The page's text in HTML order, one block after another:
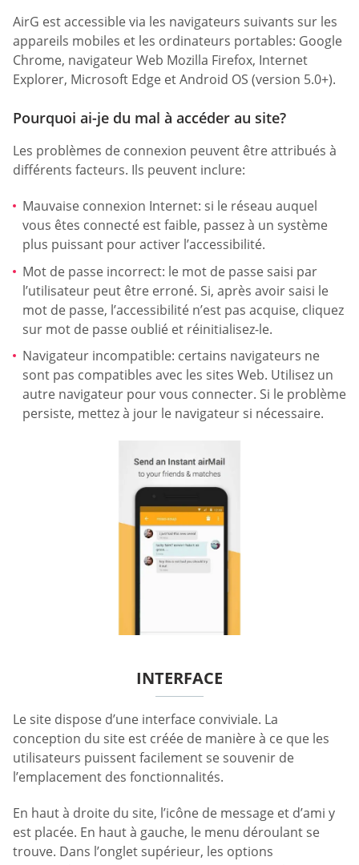
AirG est accessible via les navigateurs suivants sur les
appareils mobiles et les ordinateurs portables: Google
Chrome, navigateur Web Mozilla Firefox, Internet
Explorer, Microsoft Edge et Android OS (version 5.0+).
Pourquoi ai-je du mal à accéder au site?
Les problèmes de connexion peuvent être attribués à
différents facteurs. Ils peuvent inclure:
Mauvaise connexion Internet: si le réseau auquel
vous êtes connecté est faible, passez à un système
plus puissant pour activer l’accessibilité.
Mot de passe incorrect: le mot de passe saisi par
l’utilisateur peut être erroné. Si, après avoir saisi le
mot de passe, l’accessibilité n’est pas acquise, cliquez
sur mot de passe oublié et réinitialisez-le.
Navigateur incompatible: certains navigateurs ne
sont pas compatibles avec les sites Web. Utilisez un
autre navigateur pour vous connecter. Si le problème
persiste, mettez à jour le navigateur si nécessaire.
INTERFACE
Le site dispose d’une interface conviviale. La
conception du site est créée de manière à ce que les
utilisateurs puissent facilement se souvenir de
l’emplacement des fonctionnalités.
En haut à droite du site, l’icône de message et d’ami y
est placée. En haut à gauche, le menu déroulant se
trouve. Dans l’onglet supérieur, les options